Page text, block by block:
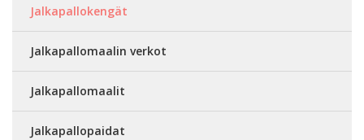
Jalkapallokengät
Jalkapallomaalin verkot
Jalkapallomaalit
Jalkapallopaidat